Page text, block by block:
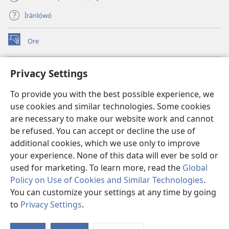
Privacy Settings
To provide you with the best possible experience, we
use cookies and similar technologies. Some cookies
are necessary to make our website work and cannot
be refused. You can accept or decline the use of
additional cookies, which we use only to improve
your experience. None of this data will ever be sold or
used for marketing. To learn more, read the Global
Policy on Use of Cookies and Similar Technologies.
You can customize your settings at any time by going
to Privacy Settings.
Ìrànlọ́wọ́
Ọrẹ
(opens
new
ÀKÁ ÌWÉ ORÍ ÍŃTÁNẸ́Ẹ̀TÌ TI Watchtower™
(opens
window)JW Hub
(opens
new
window)JW Library
Watchtower Library ®
Copyright© 2026 Watch Tower Bible and Tract Society of Pennsylvania.
ÀDÉHÙN LÍLO ÌKÀNNÌ